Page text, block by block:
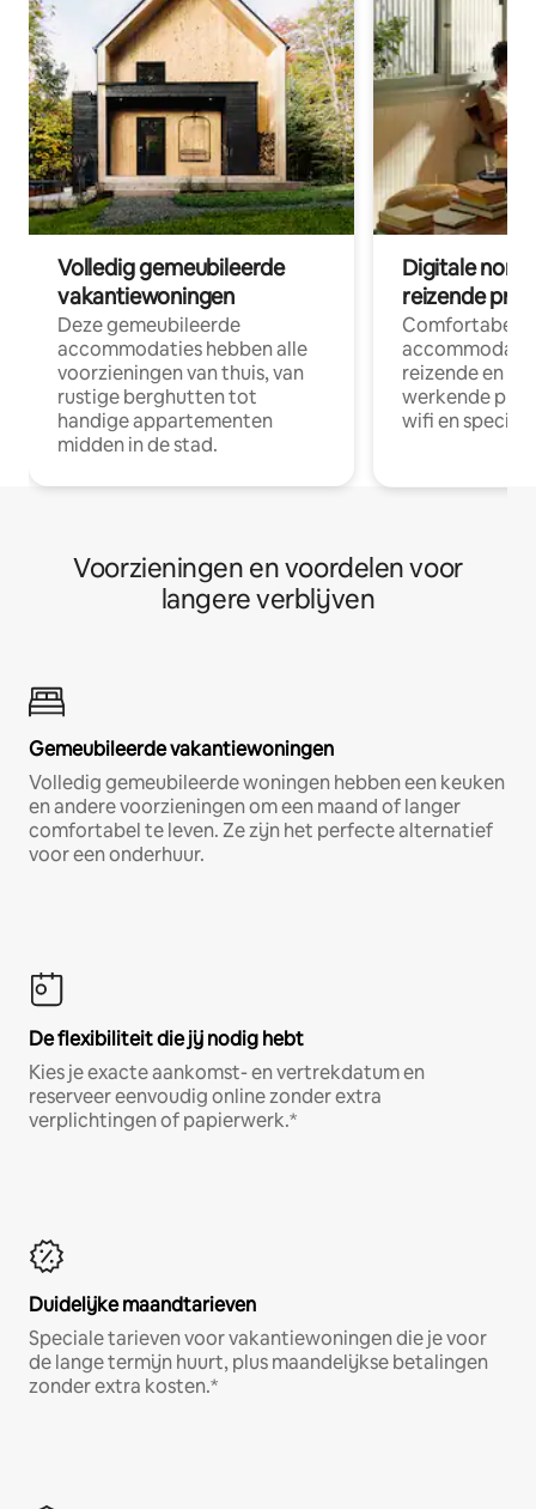
Volledig gemeubileerde
vakantiewoningen
Deze gemeubileerde
accommodaties hebben alle
voorzieningen van thuis, van
rustige berghutten tot
handige appartementen
midden in de stad.
Digitale
reizende
Comfortabele
reizende en
werkende
wifi en
Voorzieningen en voordelen voor
langere verblijven
Gemeubileerde vakantiewoningen
Volledig gemeubileerde woningen hebben een keuken
en andere voorzieningen om een maand of langer
comfortabel te leven. Ze zijn het perfecte alternatief
voor een onderhuur.
De flexibiliteit die jij nodig hebt
Kies je exacte aankomst- en vertrekdatum en
reserveer eenvoudig online zonder extra
verplichtingen of papierwerk.*
Duidelijke maandtarieven
Speciale tarieven voor vakantiewoningen die je voor
de lange termijn huurt, plus maandelijkse betalingen
zonder extra kosten.*